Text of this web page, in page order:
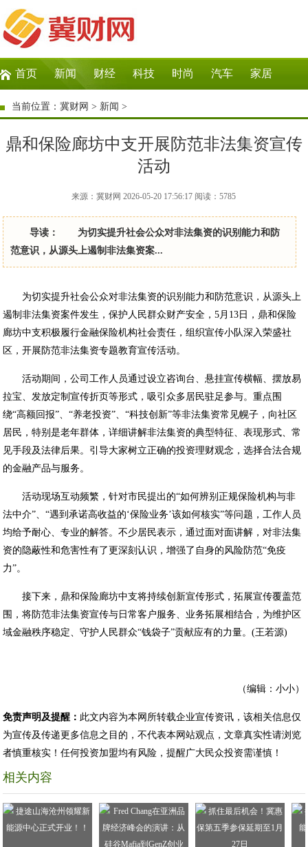
首页 新闻 财经 科技 时尚 汽车 家居
生活 教育 企业
当前位置：冀财网 > 新闻 >
鼎和保险廊坊中支开展防范非法集资宣传
活动
来源：冀财网 2026-05-20 17:56:17 阅读：5785
导读： 为切实提升社会公众对非法集资的识别能力和防
范意识，从源头上遏制非法集资案...
为切实提升社会公众对非法集资的识别能力和防范意识，从源头上
遏制非法集资案件发生，保护人民群众财产安全，5月13日，鼎和保险
廊坊中支积极履行金融保险机构社会责任，组织宣传小队深入荣盛社
区，开展防范非法集资专题教育宣传活动。
活动期间，公司工作人员通过设立咨询台、悬挂宣传横幅、摆放易
拉宝、发放定制宣传折页等形式，吸引众多居民驻足参与。重点围
绕“高额回报”、“养老投资”、“科技创新”等非法集资常见幌子，向社区
居民，特别是老年群体，详细讲解非法集资的典型特征、表现形式、常
见手段及法律后果。引导大家树立正确的投资理财观念，选择合法合规
的金融产品与服务。
活动现场互动频繁，针对市民提出的“如何辨别正规保险机构与非
法中介”、“遇到承诺高收益的‘保险业务’该如何核实”等问题，工作人员
均给予耐心、专业的解答。不少居民表示，通过面对面讲解，对非法集
资的隐蔽性和危害性有了更深刻认识，增强了自身的风险防范“免疫
力”。
接下来，鼎和保险廊坊中支将持续创新宣传形式，拓展宣传覆盖范
围，将防范非法集资宣传与日常客户服务、业务拓展相结合，为维护区
域金融秩序稳定、守护人民群众“钱袋子”贡献应有的力量。(王若源)
（编辑：小小）
免责声明及提醒： 此文内容为本网所转载企业宣传资讯，该相关信息仅
为宣传及传递更多信息之目的，不代表本网站观点，文章真实性请浏览
者慎重核实！任何投资加盟均有风险，提醒广大民众投资需谨慎！
相关内容